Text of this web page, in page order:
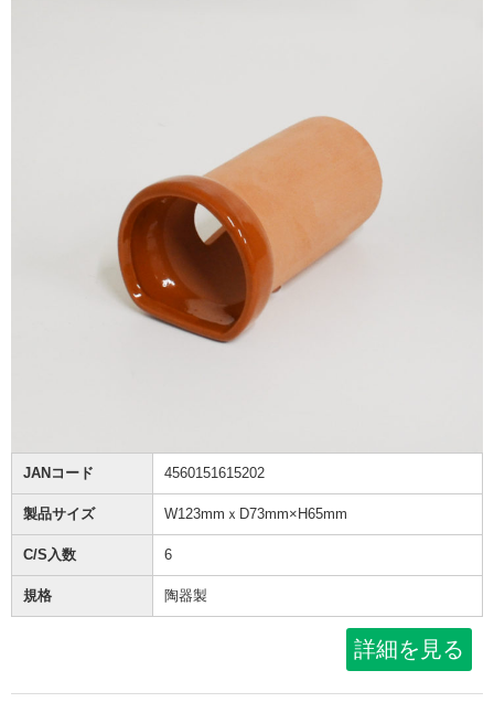
JANコード 4560151615202
製品サイズ W123mmｘD73mm×H65mm
C/S入数 6
規格 陶器製
詳細を見る